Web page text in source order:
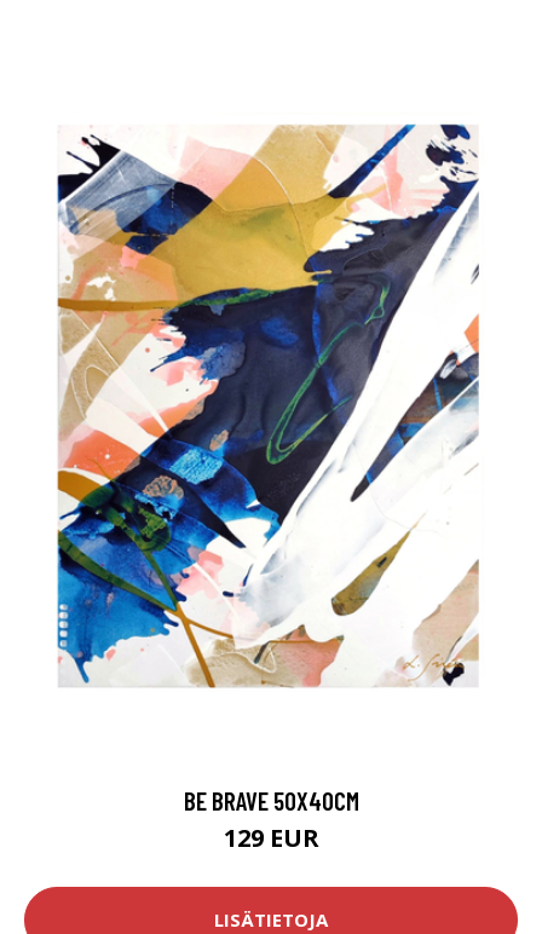
BE BRAVE 50X40CM
129 EUR
LISÄTIETOJA